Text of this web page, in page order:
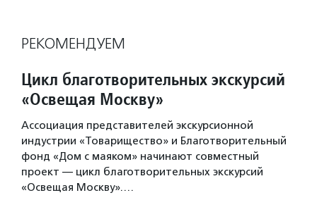
РЕКОМЕНДУЕМ
Цикл благотворительных экскурсий
«Освещая Москву»
Ассоциация представителей экскурсионной
индустрии «Товарищество» и Благотворительный
фонд «Дом с маяком» начинают совместный
проект — цикл благотворительных экскурсий
«Освещая Москву».…